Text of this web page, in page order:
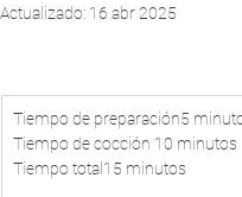
Actualizado: 16 abr 2025
Tiempo de preparación5
Tiempo de cocción 10 minutos
Tiempo total15 minutos